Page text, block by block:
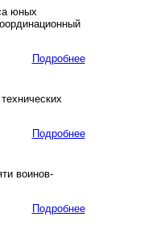
юных
Подробнее
Подробнее
воинов-
Подробнее